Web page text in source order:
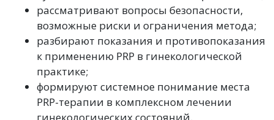
рассматривают вопросы безопасности,
возможные риски и ограничения метода;
разбирают показания и противопоказания
к применению PRP в гинекологической
практике;
формируют системное понимание места
PRP-терапии в комплексном лечении